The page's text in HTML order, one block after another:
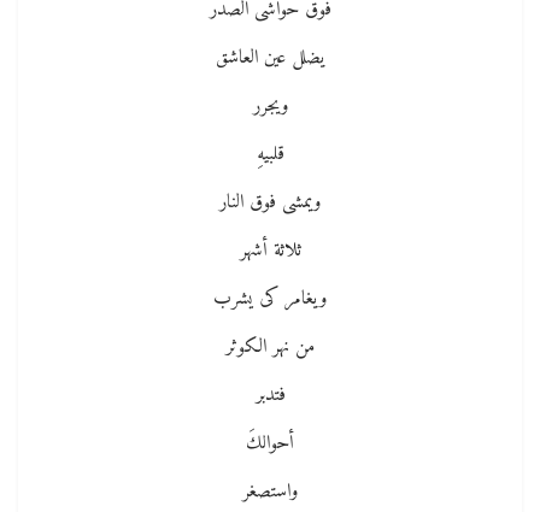
فوق حواشى الصدر
يضلل عين العاشق
ويجرر
قلبيهِ
ويمشى فوق النار
ثلاثة أشهر
ويغامر كى يشرب
من نهر الكوثر
فتدبر
أحوالكَ
واستصغر